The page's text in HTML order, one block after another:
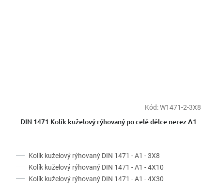
Kód:W1471-2-3X8
DIN 1471 Kolík kuželový rýhovaný po celé délce nerez A1
Kolík kuželový rýhovaný DIN 1471 - A1 - 3X8
Kolík kuželový rýhovaný DIN 1471 - A1 - 4X10
Kolík kuželový rýhovaný DIN 1471 - A1 - 4X30